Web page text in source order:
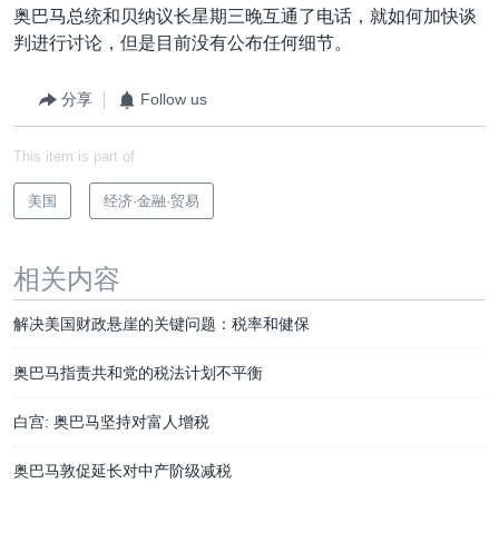
奥巴马总统和贝纳议长星期三晚互通了电话，就如何加快谈
判进行讨论，但是目前没有公布任何细节。
分享 Follow us
This item is part of
美国 经济·金融·贸易
相关内容
解决美国财政悬崖的关键问题：税率和健保
奥巴马指责共和党的税法计划不平衡
白宫: 奥巴马坚持对富人增税
奥巴马敦促延长对中产阶级减税